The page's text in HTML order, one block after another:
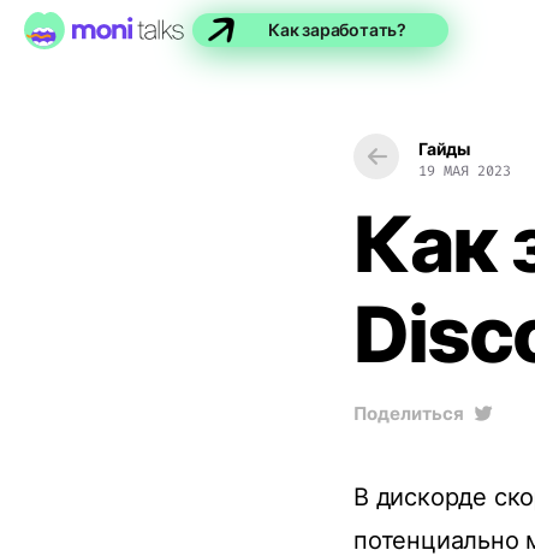
Как заработать?
Гайды
19 МАЯ 2023
Как
Поделиться
В дискорде
потенциально